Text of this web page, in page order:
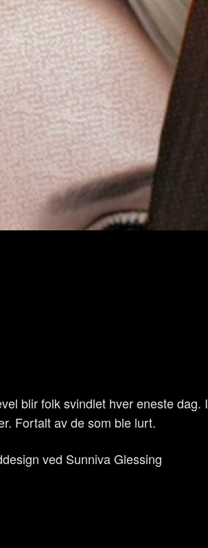
blir folk svindlet hver eneste dag. I
Fortalt av de som ble lurt.
ved Sunniva Glessing